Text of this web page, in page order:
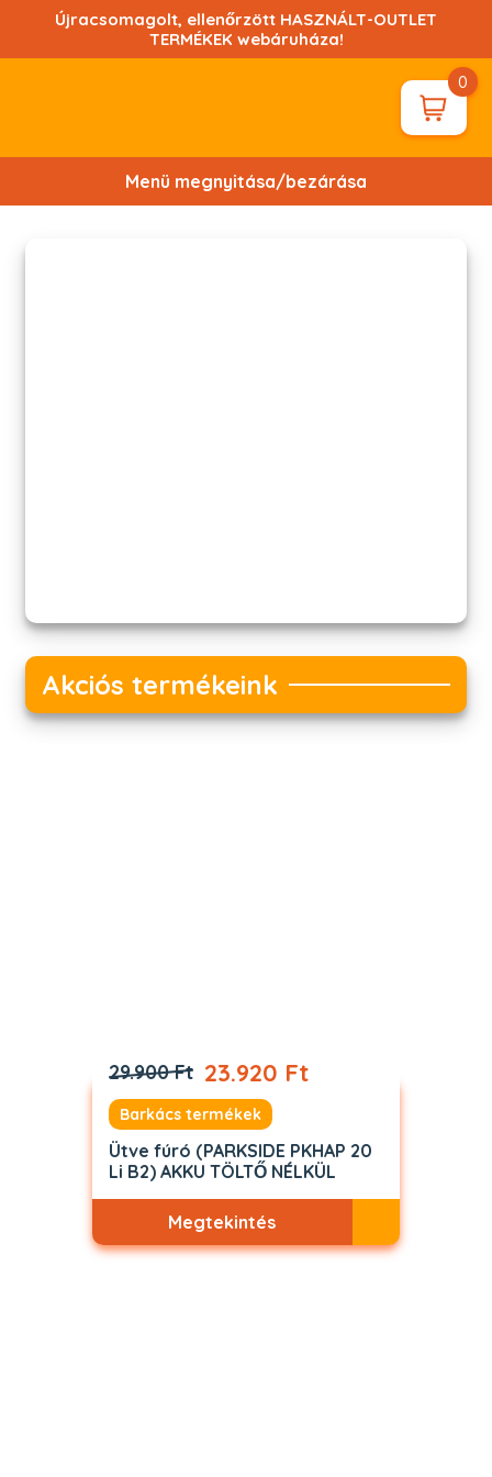
tartalomhoz!
Újracsomagolt, ellenőrzött HASZNÁLT-OUTLET
TERMÉKEK webáruháza!
0
Menü megnyitása/bezárása
Akciós termékeink
29.900 Ft 23.920 Ft
Barkács termékek
Ütve fúró (PARKSIDE PKHAP 20
Li B2) AKKU TÖLTŐ NÉLKÜL
Megtekintés